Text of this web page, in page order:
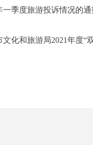
一季度旅游投诉情况的通
文化和旅游局2021年度“